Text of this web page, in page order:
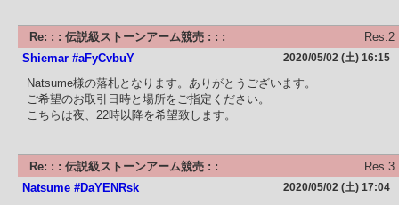
Re: : : 伝説級ストーンアーム競売 : : :
Res.2
Shiemar #aFyCvbuY
2020/05/02 (土) 16:15
Natsume様の落札となります。ありがとうございます。
ご希望のお取引日時と場所をご指定ください。
こちらは夜、22時以降を希望致します。
Re: : : 伝説級ストーンアーム競売 : :
Res.3
Natsume #DaYENRsk
2020/05/02 (土) 17:04